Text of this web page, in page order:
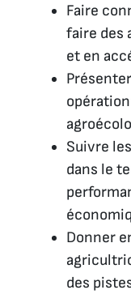
Faire
faire des
et en
Suivre
dans le
Donner
des